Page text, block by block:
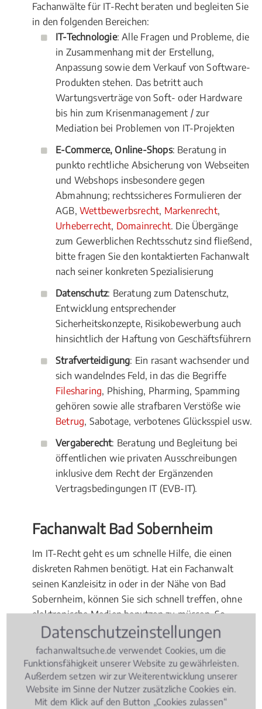
Fachanwälte für IT-Recht beraten und begleiten Sie
in den folgenden Bereichen:
IT-Technologie: Alle Fragen und Probleme, die
in Zusammenhang mit der Erstellung,
Anpassung sowie dem Verkauf von Software-
Produkten stehen. Das betritt auch
Wartungsverträge von Soft- oder Hardware
bis hin zum Krisenmanagement / zur
Mediation bei Problemen von IT-Projekten
E-Commerce, Online-Shops: Beratung in
punkto rechtliche Absicherung von Webseiten
und Webshops insbesondere gegen
Abmahnung; rechtssicheres Formulieren der
AGB, Wettbewerbsrecht, Markenrecht,
Urheberrecht, Domainrecht. Die Übergänge
zum Gewerblichen Rechtsschutz sind fließend,
bitte fragen Sie den kontaktierten Fachanwalt
nach seiner konkreten Spezialisierung
Datenschutz: Beratung zum Datenschutz,
Entwicklung entsprechender
Sicherheitskonzepte, Risikobewerbung auch
hinsichtlich der Haftung von Geschäftsführern
Strafverteidigung: Ein rasant wachsender und
sich wandelndes Feld, in das die Begriffe
Filesharing, Phishing, Pharming, Spamming
gehören sowie alle strafbaren Verstöße wie
Betrug, Sabotage, verbotenes Glücksspiel usw.
Vergaberecht: Beratung und Begleitung bei
öffentlichen wie privaten Ausschreibungen
inklusive dem Recht der Ergänzenden
Vertragsbedingungen IT (EVB-IT).
Fachanwalt Bad Sobernheim
Im IT-Recht geht es um schnelle Hilfe, die einen
diskreten Rahmen benötigt. Hat ein Fachanwalt
seinen Kanzleisitz in oder in der Nähe von Bad
Sobernheim, können Sie sich schnell treffen, ohne
elektronische Medien benutzen zu müssen. So
können sensible Daten sicher übergeben werden.
Kommt es bei einer Auseinandersetzung tatsächlich
zum Gerichtsverfahren, wird in erster Instanz in der
Regel am nächstgelegenen Gericht verhandelt.
Entscheiden Sie sich deshalb für einen Fachanwalt
für IT-Recht vor Ort in Bad Sobernheim.
Datenschutzeinstellungen
fachanwaltsuche.de verwendet Cookies, um die
Funktionsfähigkeit unserer Website zu gewährleisten.
Außerdem setzen wir zur Weiterentwicklung unserer
Website im Sinne der Nutzer zusätzliche Cookies ein.
Mit dem Klick auf den Button „Cookies zulassen“